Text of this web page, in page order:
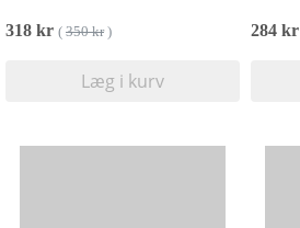
318 kr ( 350 kr)
Læg i kurv
284 kr